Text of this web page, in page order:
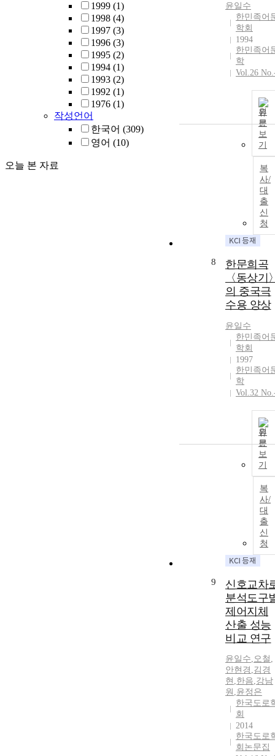
1999 (1)
1998 (4)
1997 (3)
1996 (3)
1995 (2)
1994 (1)
1993 (2)
1992 (1)
1976 (1)
작성언어
한국어 (309)
영어 (10)
오늘 본 자료
윤일수
한민족어
학회
1994
한민족어
학
Vol.26
원
문
보
기
복
사/
대
출
신
청
8
한문희곡
〈동상기
의 중국극
수용 양상
윤일수
한민족어
학회
1997
한민족어
학
Vol.32
원
문
보
기
복
사/
대
출
신
청
9
신호교차
분석도구
제어지체
산출 성능
비교 연구
윤일수,오철 ,
안현경 ,김경
현 ,한음,강남
원 ,윤정은
한국도로
회
2014
한국도로
회논문집